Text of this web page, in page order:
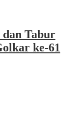
Tabur
ke-61